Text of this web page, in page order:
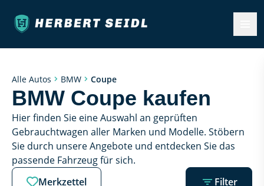
Alle Autos BMW Coupe
BMW Coupe kaufen
Hier finden Sie eine Auswahl an geprüften
Gebrauchtwagen aller Marken und Modelle. Stöbern
Sie durch unsere Angebote und entdecken Sie das
passende Fahrzeug für sich.
Merkzettel
Filter